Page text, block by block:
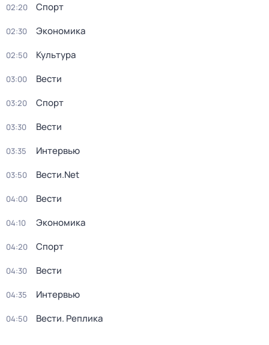
02:20 Спорт
02:30 Экономика
02:50 Культура
03:00 Вести
03:20 Спорт
03:30 Вести
03:35 Интервью
03:50 Вести.Net
04:00 Вести
04:10 Экономика
04:20 Спорт
04:30 Вести
04:35 Интервью
04:50 Вести. Реплика